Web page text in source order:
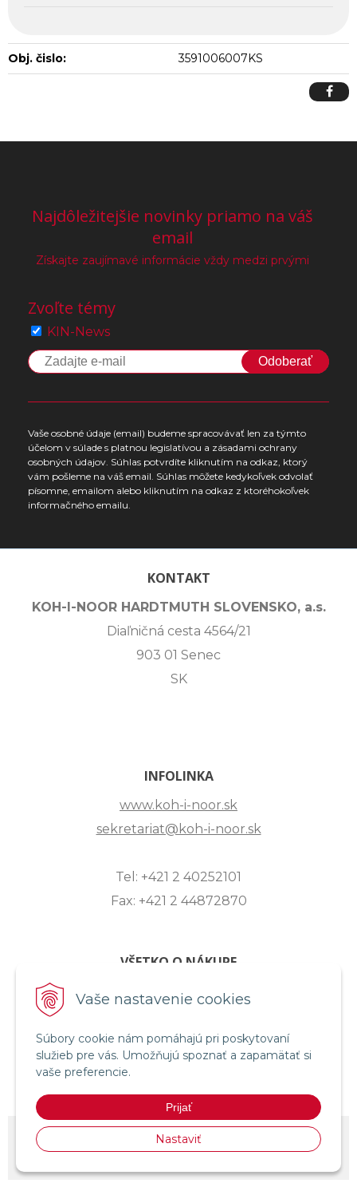
Vaše nastavenie cookies
Súbory cookie nám pomáhajú pri poskytovaní
služieb pre vás. Umožňujú spoznať a zapamätať si
vaše preferencie.
Prijať
Nastaviť
Obj. čislo: 3591006007KS
Najdôležitejšie novinky priamo na váš
email
Získajte zaujímavé informácie vždy medzi prvými
Zvoľte témy
KIN-News
Odoberať
Vaše osobné údaje (email) budeme spracovávať len za týmto
účelom v súlade s platnou legislatívou a zásadami ochrany
osobných údajov. Súhlas potvrdíte kliknutím na odkaz, ktorý
vám pošleme na váš email. Súhlas môžete kedykoľvek odvolať
písomne, emailom alebo kliknutím na odkaz z ktoréhokoľvek
informačného emailu.
KONTAKT
KOH-I-NOOR HARDTMUTH SLOVENSKO, a.s.
Diaľničná cesta 4564/21
903 01 Senec
SK
INFOLINKA
www.koh-i-noor.sk
sekretariat@koh-i-noor.sk
Tel: +421 2 40252101
Fax: +421 2 44872870
VŠETKO O NÁKUPE
ZASLANIE OTÁZKY
OBCHODNÉ PODMIENKY
REKLAMAČNÝ PORIADOK
© 2026 KOH-I-NOOR HARDTMUTH SLOVENSKO • e-shop